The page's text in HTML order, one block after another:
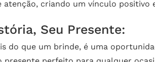
atenção, criando um vínculo positivo
Seu Presente:
do que um brinde, é uma